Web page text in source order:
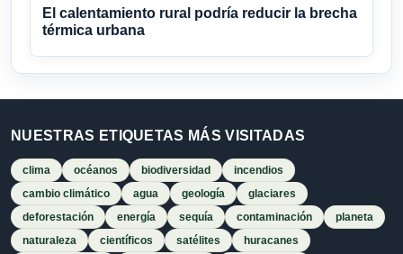
El calentamiento rural podría reducir la brecha
térmica urbana
NUESTRAS ETIQUETAS MÁS VISITADAS
clima océanos biodiversidad
incendios
cambio climático
agua geología
glaciares
deforestación
energía sequía contaminación
planeta
naturaleza
científicos satélites
huracanes